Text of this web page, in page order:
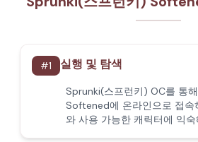
#1 실행 및 탐색
Sprunki(스프런키) OC를 통
Softened에 온라인으로 접속
와 사용 가능한 캐릭터에 익숙